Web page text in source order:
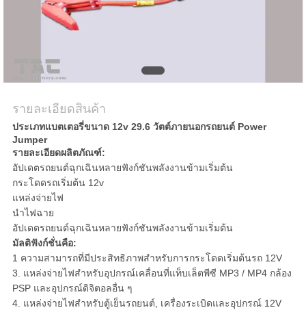
ราคา
แผนผัง
เว็บไซต์
PRIVACY
POLICY
รายละเอียดสินค้า
ประเภทแบตเตอรี่ขนาด 12v 29.6 วัตต์ภายนอกรถยนต์ Power
Jumper
รายละเอียดผลิตภัณฑ์:
อัปเดตรถยนต์ฉุกเฉินหลายฟังก์ชันพลังงานข้ามเริ่มต้น
กระโดดรถเริ่มต้น 12v
แหล่งจ่ายไฟ
นำไฟฉาย
อัปเดตรถยนต์ฉุกเฉินหลายฟังก์ชันพลังงานข้ามเริ่มต้น
มัลติฟังก์ชั่นคือ:
1 ความสามารถที่มีประสิทธิภาพสำหรับการกระโดดเริ่มต้นรถ 12V
3. แหล่งจ่ายไฟสำหรับอุปกรณ์เคลื่อนที่แท็บเล็ตพีซี MP3 / MP4 กล้อง
PSP และอุปกรณ์ดิจิตอลอื่น ๆ
4. แหล่งจ่ายไฟสำหรับตู้เย็นรถยนต์, เครื่องระเบิดและอุปกรณ์ 12V